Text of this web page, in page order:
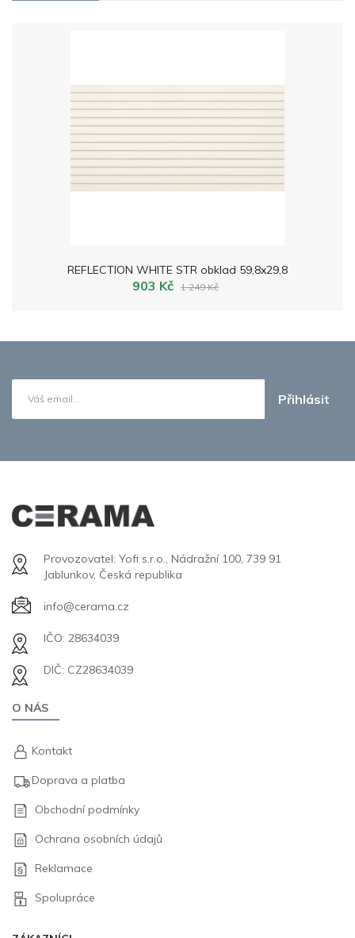
REFLECTION WHITE STR obklad 59,8x29,8
903 Kč 1 249 Kč
Přihlásit
Provozovatel: Yofi s.r.o., Nádražní 100, 739 91
Jablunkov, Česká republika
info@cerama.cz
IČO: 28634039
DIČ: CZ28634039
O NÁS
Kontakt
Doprava a platba
Obchodní podmínky
Ochrana osobních údajů
Reklamace
Spolupráce